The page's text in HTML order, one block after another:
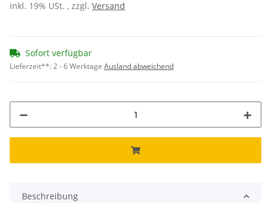
inkl. 19% USt. , zzgl. Versand
Sofort verfügbar
Lieferzeit**:2 - 6 Werktage Ausland abweichend
Beschreibung